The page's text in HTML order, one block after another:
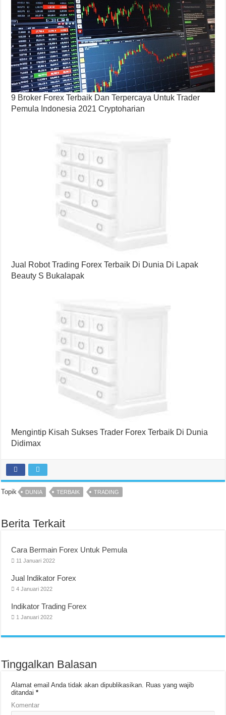
9 Broker Forex Terbaik Dan Terpercaya Untuk Trader
Pemula Indonesia 2021 Cryptoharian
Jual Robot Trading Forex Terbaik Di Dunia Di Lapak
Beauty S Bukalapak
Mengintip Kisah Sukses Trader Forex Terbaik Di Dunia
Didimax
Topik DUNIA TERBAIK TRADING
Berita Terkait
Cara Bermain Forex Untuk Pemula
11 Januari 2022
Jual Indikator Forex
4 Januari 2022
Indikator Trading Forex
1 Januari 2022
Tinggalkan Balasan
Alamat email Anda tidak akan dipublikasikan.
Ruas yang wajib
ditandai*
Komentar